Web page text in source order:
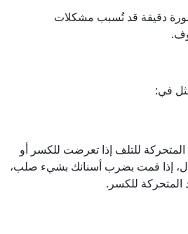
دقيقة قد تُسبب مشكلات
في:
للتلف إذا تعرضت للكسر أو
إذا قمت بضرب أسنانك بشيء صلب،
المتحركة للكسر.